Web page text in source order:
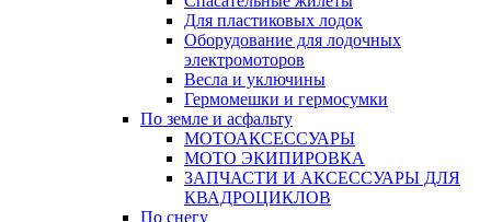
Для пластиковых лодок
Оборудование для лодочных
электромоторов
Весла и уключины
Гермомешки и гермосумки
По земле и асфальту
МОТОАКСЕССУАРЫ
МОТО ЭКИПИРОВКА
ЗАПЧАСТИ И АКСЕССУАРЫ ДЛЯ
КВАДРОЦИКЛОВ
По снегу